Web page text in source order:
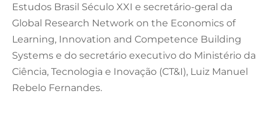
Estudos Brasil Século XXI e secretário-geral da
Global Research Network on the Economics of
Learning, Innovation and Competence Building
Systems e do secretário executivo do Ministério da
Ciência, Tecnologia e Inovação (CT&I), Luiz Manuel
Rebelo Fernandes.